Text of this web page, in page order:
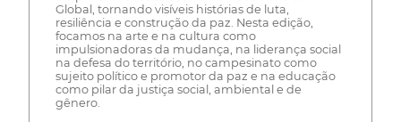
Global, tornando visíveis histórias de luta,
resiliência e construção da paz. Nesta edição,
focamos na arte e na cultura como
impulsionadoras da mudança, na liderança social
na defesa do território, no campesinato como
sujeito político e promotor da paz e na educação
como pilar da justiça social, ambiental e de
gênero.